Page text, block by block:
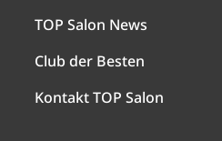
TOP Salon News
Club der Besten
Kontakt TOP Salon